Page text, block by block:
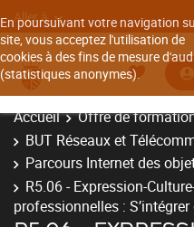
En poursuivant votre navigation
site, vous acceptez l'utilisation de
cookies à des fins de mesure
(statistiques anonymes).
Aller à
Accueil Offre de
BUT Réseaux et
Parcours Internet des
R5.06 - Expression-
professionnelles :